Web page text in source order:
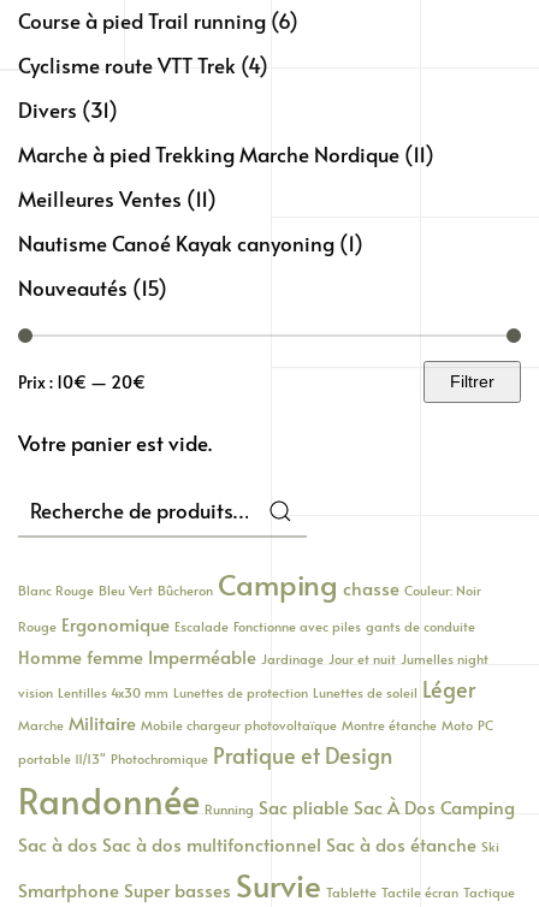
être
choisies
sur
page
produit
Course à pied Trail running (6)
Cyclisme route VTT Trek (4)
Divers (31)
Marche à pied Trekking Marche Nordique (11)
Meilleures Ventes (11)
Nautisme Canoé Kayak canyoning (1)
Nouveautés (15)
Prix
min
Prix
max
Filtrer
Prix : 10€ — 20€
Votre panier est vide.
Recherche
pour :
Blanc Rouge Bleu Vert Bûcheron Camping chasse Couleur: Noir
Rouge Ergonomique Escalade Fonctionne avec piles gants de conduite
Homme femme Imperméable Jardinage Jour et nuit Jumelles night
vision Lentilles 4x30 mm Lunettes de protection Lunettes de soleil Léger
Marche Militaire Mobile chargeur photovoltaïque Montre étanche Moto PC
portable 11/13" Photochromique Pratique et Design
Randonnée Running Sac pliable Sac À Dos Camping
Sac à dos Sac à dos multifonctionnel Sac à dos étanche Ski
Smartphone Super basses Survie Tablette Tactile écran Tactique